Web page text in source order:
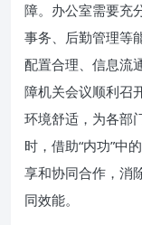
障。办公室需要充
事务、后勤管理等
配置合理、信息流
障机关会议顺利召
环境舒适，为各部
时，借助“内功”中
享和协同合作，消
同效能。